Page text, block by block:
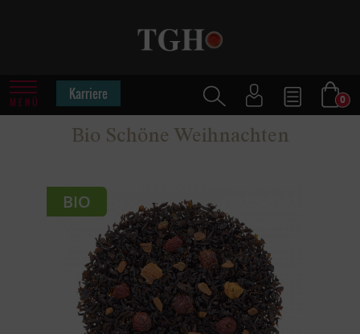
MENÜ Karriere 0
Bio Schöne Weihnachten
BIO